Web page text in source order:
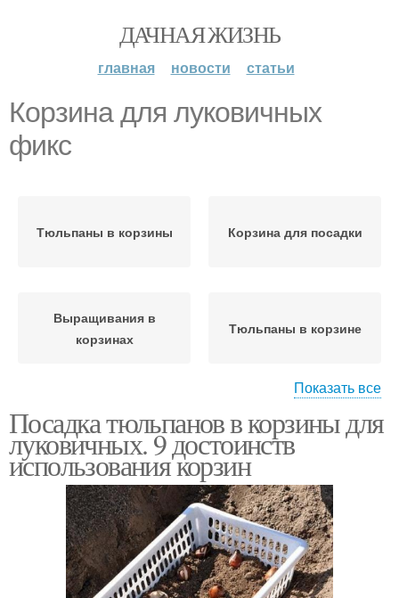
ДАЧНАЯ ЖИЗНЬ
главная новости статьи
Корзина для луковичных
фикс
Тюльпаны в корзины Корзина для посадки
Выращивания в
корзинах
Тюльпаны в корзине
Луковичные цветы
луковичных и
Корзины для
луковичных цветов
Луковичные ярусы
Показать все
Посадка тюльпанов в корзины для
луковичных. 9 достоинств
использования корзин